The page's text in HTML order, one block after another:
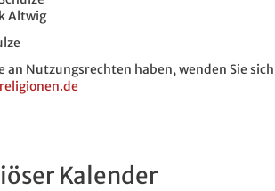
Altwig
an Nutzungsrechten haben, wenden Sie
Kalender